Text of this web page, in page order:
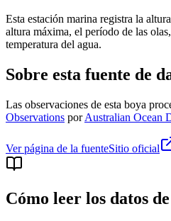
Esta estación marina registra la
altura máxima, el período de las
temperatura del agua.
Sobre esta fuente de
Las observaciones de esta boya
Observations por Australian Ocean
Ver página de la fuenteSitio oficial
Cómo leer los datos